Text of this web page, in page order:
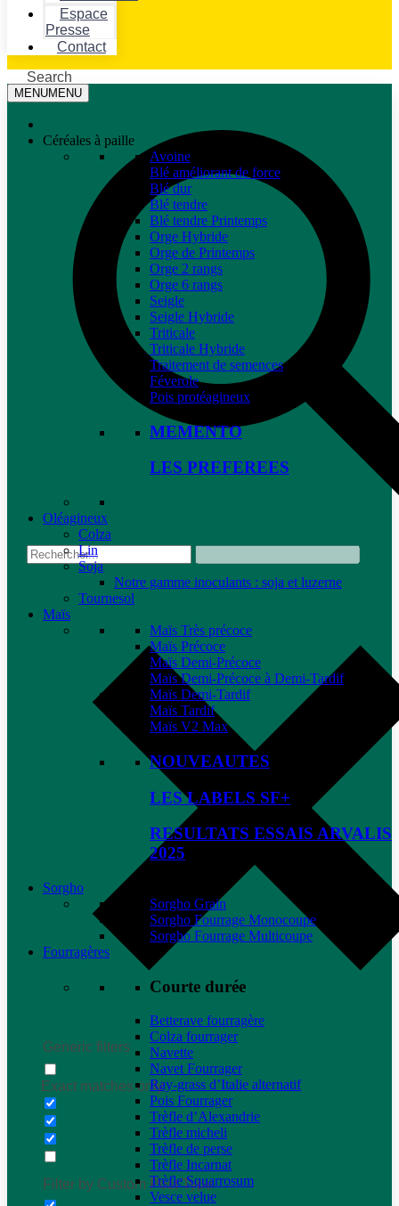
Espace
Presse
Contact
Search
Generic filters
Exact matches only
Filter by Custom Post Type
MENUMENU
Céréales à paille
Avoine
Blé améliorant de force
Blé dur
Blé tendre
Blé tendre Printemps
Orge Hybride
Orge de Printemps
Orge 2 rangs
Orge 6 rangs
Seigle
Seigle Hybride
Triticale
Triticale Hybride
Traitement de semences
Féverole
Pois protéagineux
MEMENTO
LES PREFEREES
Oléagineux
Colza
Lin
Soja
Notre gamme inoculants : soja et luzerne
Tournesol
Maïs
Maïs Très précoce
Maïs Précoce
Maïs Demi-Précoce
Maïs Demi-Précoce à Demi-Tardif
Maïs Demi-Tardif
Maïs Tardif
Maïs V2 Max
NOUVEAUTES
LES LABELS SF+
RESULTATS ESSAIS ARVALIS
2025
Sorgho
Sorgho Grain
Sorgho Fourrage Monocoupe
Sorgho Fourrage Multicoupe
Fourragères
Courte durée
Betterave fourragère
Colza fourrager
Navette
Navet Fourrager
Ray-grass d’Italie alternatif
Pois Fourrager
Trèfle d’Alexandrie
Trèfle micheli
Trèfle de perse
Trèfle Incarnat
Trèfle Squarrosum
Vesce velue